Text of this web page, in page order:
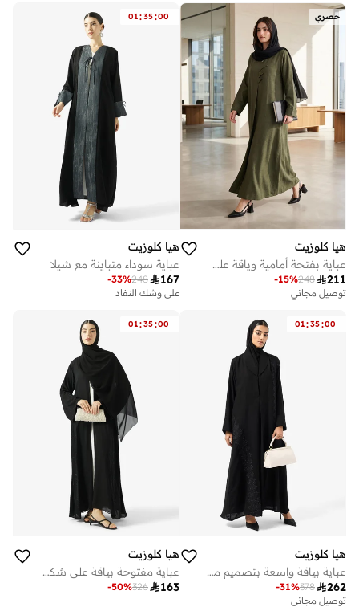
حصري
هيا كلوزيت
عباية بفتحة أمامية وياقة على شكل حرف
211
248
-15%
توصيل مجاني
01:35:00
هيا كلوزيت
عباية سوداء متباينة مع شيلا
167
248
-33%
على وشك النفاد
01:35:00
هيا كلوزيت
عباية بياقة واسعة بتصميم مفتوح مزينة بالزهور
262
378
-31%
توصيل مجاني
01:35:00
هيا كلوزيت
عباية مفتوحة بياقة على شكل حرف مزينة بالزهور
163
326
-50%